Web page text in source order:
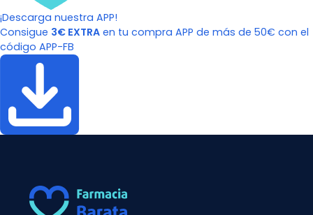
¡Descarga nuestra APP!
Consigue 3€ EXTRA en tu compra APP de más de 50€ con el
código APP-FB